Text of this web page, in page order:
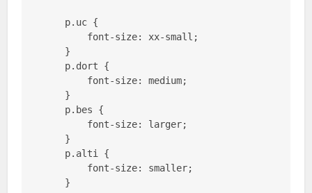
    p.uc {
        font-size: xx-small;
    }
    p.dort {
        font-size: medium;
    }
    p.bes {
        font-size: larger;
    }
    p.alti {
        font-size: smaller;
    }